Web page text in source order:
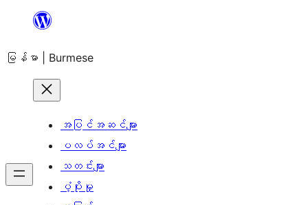
အကြောင်းအရာ
ကျော်သွား
မြန်မာ | Burmese
အပြင်အဆင်များ
ပလပ်အင်များ
သတင်းများ
ပံ့ပိုးမှု